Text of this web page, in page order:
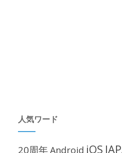
人気ワード
20周年Android iOS